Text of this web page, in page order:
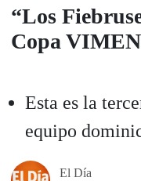
“Los
Copa
Esta es la
equipo
El Día